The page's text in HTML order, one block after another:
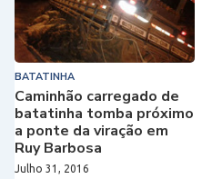
BATATINHA
Caminhão carregado de
batatinha tomba próximo
a ponte da viração em
Ruy Barbosa
Julho 31, 2016